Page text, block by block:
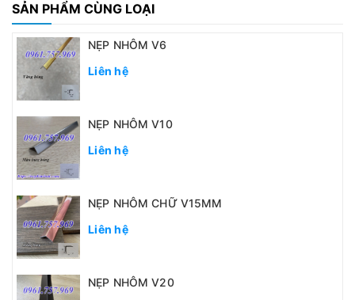
SẢN PHẨM CÙNG LOẠI
NẸP NHÔM V6
Liên hệ
NẸP NHÔM V10
Liên hệ
NẸP NHÔM CHỮ V15MM
Liên hệ
NẸP NHÔM V20